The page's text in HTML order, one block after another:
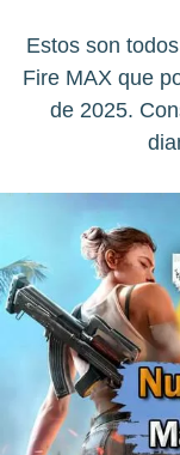
Estos son
Fire MAX que
de 2025.